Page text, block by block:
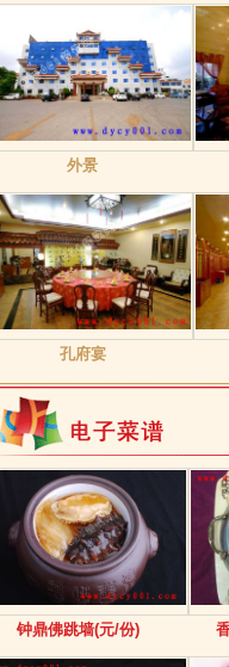
外景
孔府宴
钟鼎佛跳墙(元/份)